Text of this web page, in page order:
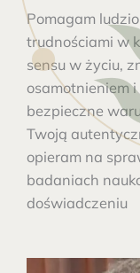
Pomagam
trudnościami w
sensu w życiu,
osamotnieniem
bezpieczne
Twoją
opieram na
badaniach
doświadczeniu